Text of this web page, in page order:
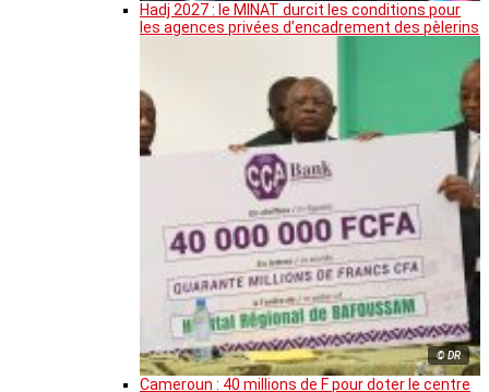
Hadj 2027 : le MINAT durcit les conditions pour
les agences privées d’encadrement des pèlerins
© DR
Cameroun : 40 millions de F pour doter le centre